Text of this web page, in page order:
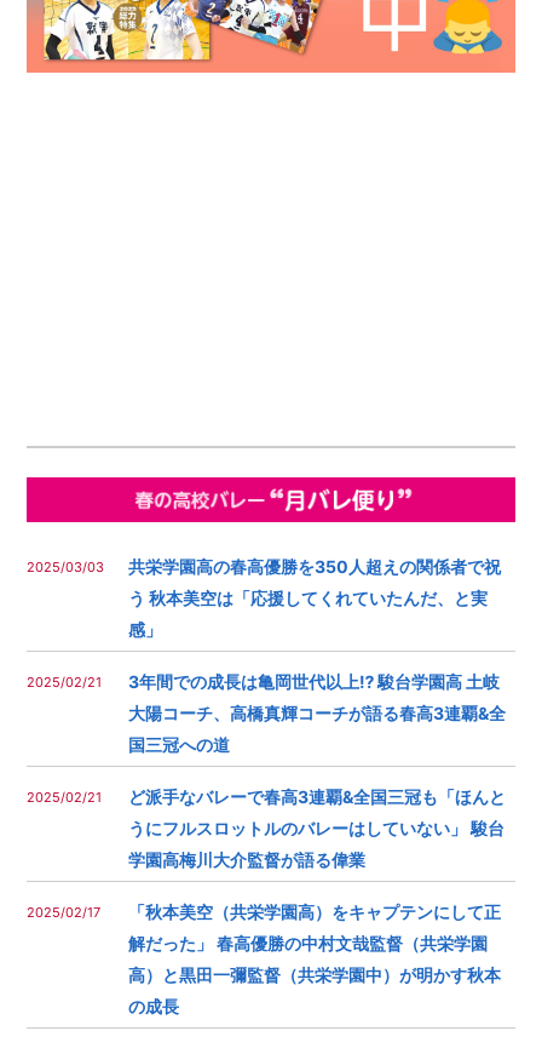
2025/03/03
共栄学園高の春高優勝を350人超えの関係者で祝
う 秋本美空は「応援してくれていたんだ、と実
感」
2025/02/21
3年間での成長は亀岡世代以上⁉︎ 駿台学園高 土岐
大陽コーチ、高橋真輝コーチが語る春高3連覇&全
国三冠への道
2025/02/21
ど派手なバレーで春高3連覇&全国三冠も︎「ほんと
うにフルスロットルのバレーはしていない」 駿台
学園高梅川大介監督が語る偉業
2025/02/17
「秋本美空（共栄学園高）をキャプテンにして正
解だった」 春高優勝の中村文哉監督（共栄学園
高）と黒田一彌監督（共栄学園中）が明かす秋本
の成長